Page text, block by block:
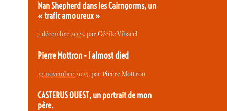
Nan Shepherd dans les Cairngorms, un
« trafic amoureux »
7 décembre 2025, parCécile Vibarel
Pierre Mottron - I almost died
23 novembre 2025, parPierre Mottron
CASTERUS OUEST, un portrait de mon
père.